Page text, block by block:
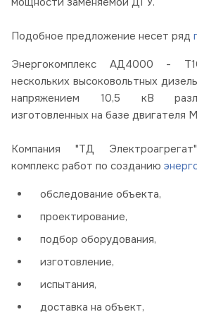
Подобное предложение несет ряд
Энергокомплекс АД4000 -
нескольких высоковольтных
напряжением 10,5 кВ
изготовленных на базе двигателя
Компания "ТД
комплекс работ по созданию
обследование объекта,
проектирование,
подбор оборудования,
изготовление,
испытания,
доставка на объект,